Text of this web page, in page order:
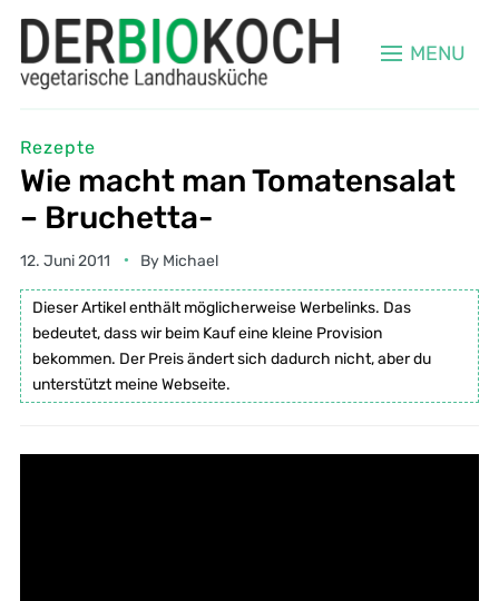
MENU
Rezepte
Wie macht man Tomatensalat
– Bruchetta-
12. Juni 2011 By Michael
Dieser Artikel enthält möglicherweise Werbelinks. Das
bedeutet, dass wir beim Kauf eine kleine Provision
bekommen. Der Preis ändert sich dadurch nicht, aber du
unterstützt meine Webseite.